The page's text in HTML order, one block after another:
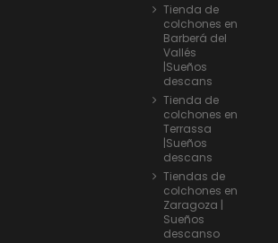
Tienda de
colchones en
Barberá del
Vallés
|Sueños
descans
Tienda de
colchones en
Terrassa
|Sueños
descans
Tiendas de
colchones en
Zaragoza |
Sueños
descanso